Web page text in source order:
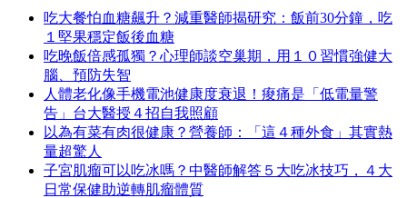
吃大餐怕血糖飆升？減重醫師揭研究：飯前30分鐘，吃
１堅果穩定飯後血糖
吃晚飯倍感孤獨？心理師談空巢期，用１０習慣強健大
腦、預防失智
人體老化像手機電池健康度衰退！痠痛是「低電量警
告」台大醫授４招自我照顧
以為有菜有肉很健康？營養師：「這４種外食」其實熱
量超驚人
子宮肌瘤可以吃冰嗎？中醫師解答５大吃冰技巧，４大
日常保健助逆轉肌瘤體質